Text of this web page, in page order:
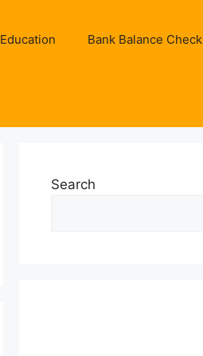
Education Bank Balance Check
Search